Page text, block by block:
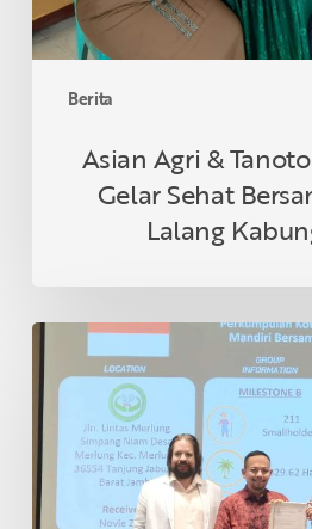
Berita
Desa
Lalang
Asian Agri &
Gelar Sehat
Lalang
Petani
Swadaya
Indonesia
Raih
Sertifikasi
RSPO
di